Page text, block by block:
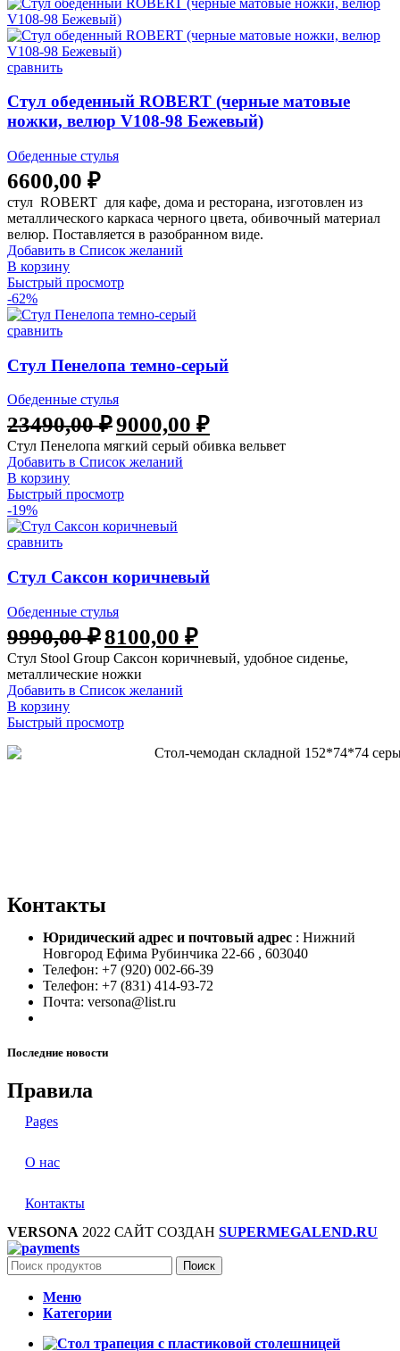
сравнить
Стул обеденный ROBERT (черные матовые
ножки, велюр V108-98 Бежевый)
Обеденные стулья
6600,00 ₽
стул ROBERT для кафе, дома и ресторана, изготовлен из
металлического каркаса черного цвета, обивочный материал
велюр. Поставляется в разобранном виде.
Добавить в Список желаний
В корзину
Быстрый просмотр
-62%
сравнить
Стул Пенелопа темно-серый
Обеденные стулья
23490,00₽ Первоначальная
цена
составляла
23490,00 ₽.
9000,00 ₽Текущая
цена:
9000,00 ₽.
Стул Пенелопа мягкий серый обивка вельвет
Добавить в Список желаний
В корзину
Быстрый просмотр
-19%
сравнить
Стул Саксон коричневый
Обеденные стулья
9990,00₽ Первоначальная
цена
составляла
9990,00 ₽.
8100,00 ₽Текущая
цена:
8100,00 ₽.
Стул Stool Group Саксон коричневый, удобное сиденье,
металлические ножки
Добавить в Список желаний
В корзину
Быстрый просмотр
Контакты
Юридический адрес и почтовый адрес : Нижний
Новгород Ефима Рубинчика 22-66 , 603040
Телефон: +7 (920) 002-66-39
Телефон: +7 (831) 414-93-72
Почта: versona@list.ru
Последние новости
Правила
Pages
О нас
Контакты
VERSONA 2022 САЙТ СОЗДАН SUPERMEGALEND.RU
Поиск
Меню
Категории